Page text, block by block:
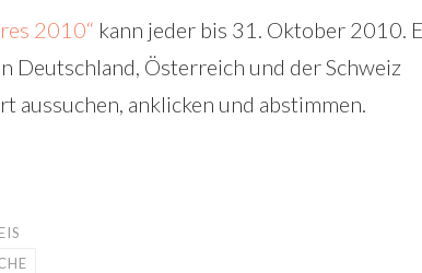
2010“ kann jeder bis 31. Oktober 2010.
Österreich und der Schweiz
aussuchen, anklicken und abstimmen.